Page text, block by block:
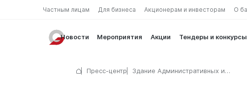
Частным лицам Для бизнеса Акционерам и инвесторам О
Новости Мероприятия Акции Тендеры и конкурсы
Пресс-центр
Здание Административных и